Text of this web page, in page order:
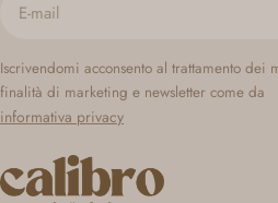
mail
Iscrivendomi acconsento al trattamento dei
finalità di marketing e newsletter come da
informativa privacy